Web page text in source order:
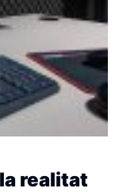
realitat